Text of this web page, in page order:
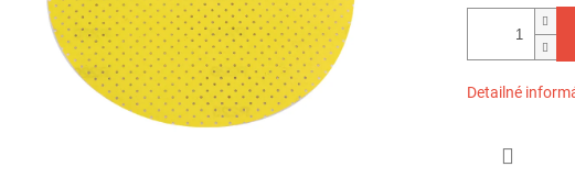
Detailné